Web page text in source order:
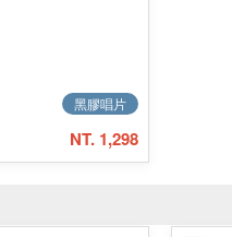
黑膠唱片
NT. 1,298